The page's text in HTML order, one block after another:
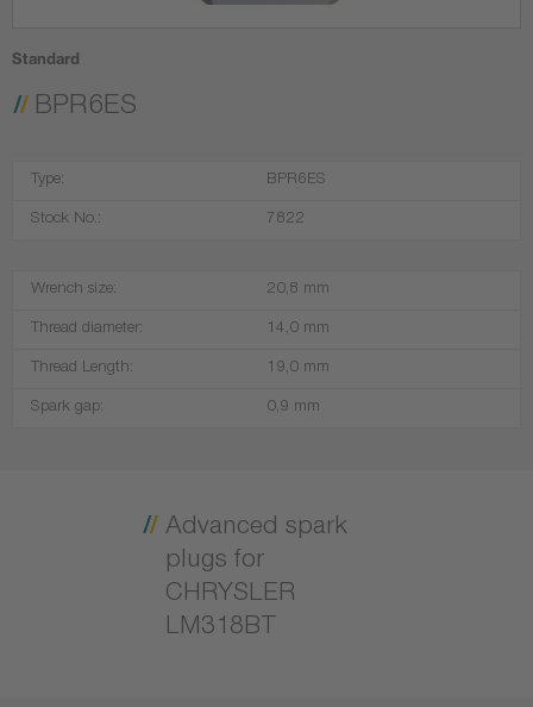
Standard
BPR6ES
Type: BPR6ES
Stock No.: 7822
Wrench size: 20,8 mm
Thread diameter: 14,0 mm
Thread Length: 19,0 mm
Spark gap: 0,9 mm
Advanced spark
plugs for
CHRYSLER
LM318BT